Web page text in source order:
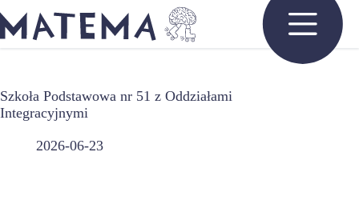
do
treści
Szkoła Podstawowa nr 51 z Oddziałami
Integracyjnymi
2026-06-23